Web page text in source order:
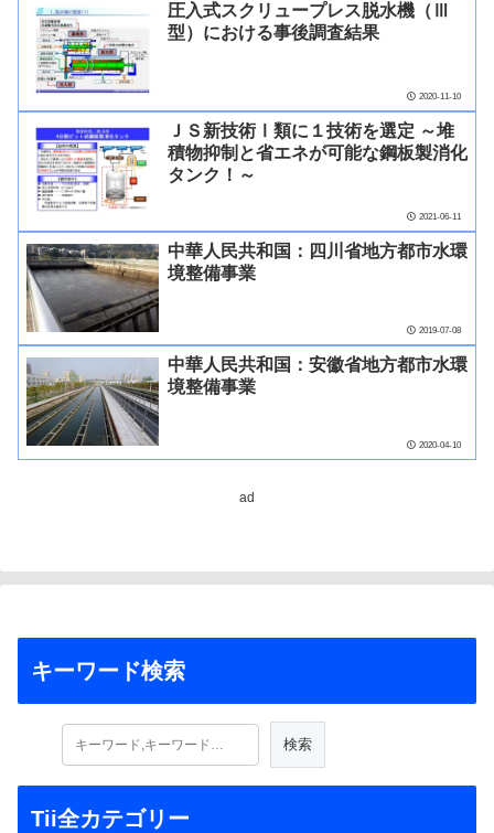
圧入式スクリュープレス脱水機（Ⅲ
型）における事後調査結果
2020-11-10
ＪＳ新技術Ⅰ類に１技術を選定 ～堆
積物抑制と省エネが可能な鋼板製消化
タンク！～
2021-06-11
中華人民共和国：四川省地方都市水環
境整備事業
2019-07-08
中華人民共和国：安徽省地方都市水環
境整備事業
2020-04-10
ad
キーワード検索
Tii全カテゴリー